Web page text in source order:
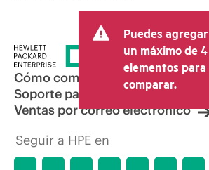
Puedes agregar
un máximo de 4
elementos para
comparar.
Cómo comprar
Soporte para productos
Ventas por correo electrónico
Seguir a HPE en